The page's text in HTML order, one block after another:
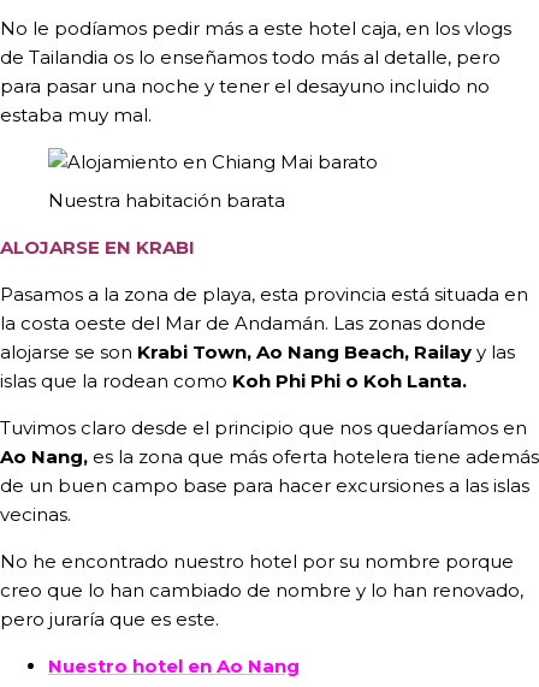
No le podíamos pedir más a este hotel caja, en los vlogs
de Tailandia os lo enseñamos todo más al detalle, pero
para pasar una noche y tener el desayuno incluido no
estaba muy mal.
Nuestra habitación barata
ALOJARSE EN KRABI
Pasamos a la zona de playa, esta provincia está situada en
la costa oeste del Mar de Andamán. Las zonas donde
alojarse se son Krabi Town, Ao Nang Beach, Railay y las
islas que la rodean como Koh Phi Phi o Koh Lanta.
Tuvimos claro desde el principio que nos quedaríamos en
Ao Nang, es la zona que más oferta hotelera tiene además
de un buen campo base para hacer excursiones a las islas
vecinas.
No he encontrado nuestro hotel por su nombre porque
creo que lo han cambiado de nombre y lo han renovado,
pero juraría que es este.
Nuestro hotel en Ao Nang